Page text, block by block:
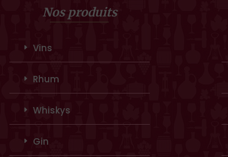
Nos produits
Vins
Rhum
Whiskys
Gin